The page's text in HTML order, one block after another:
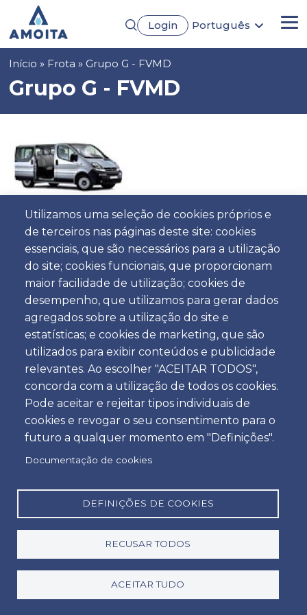
conteúdo
principal
Login
Português
Utilizamos uma seleção de cookies próprios e
de terceiros nas páginas deste site: cookies
essenciais, que são necessários para a utilização
do site; cookies funcionais, que proporcionam
maior facilidade de utilização; cookies de
desempenho, que utilizamos para gerar dados
agregados sobre a utilização do site e
estatísticas; e cookies de marketing, que são
utilizados para exibir conteúdos e publicidade
relevantes. Ao escolher "ACEITAR TODOS",
concorda com a utilização de todos os cookies.
Pode aceitar e rejeitar tipos individuais de
cookies e revogar o seu consentimento para o
futuro a qualquer momento em "Definições".
Documentação de cookies
DEFINIÇÕES DE COOKIES
RECUSAR TODOS
ACEITAR TUDO
Navegação
estrutural
Início Frota Grupo G - FVMD
Grupo G - FVMD
4 9 Manual 5 Gasóleo AC
Veículo de Passageiros
Carrinha 9 Lugares a Gasóleo
9 Passageiros & 5 Malas
Extras disponíveis
Ovo / Cadeira de Bebé grupo 0 - 1/ Cadeira de Bebé
SCDW - Aluguer sem Franquia
GCS - Seguro Espanha
Dispositivo Portagens Electrónicas / por dia
Tabela de preços